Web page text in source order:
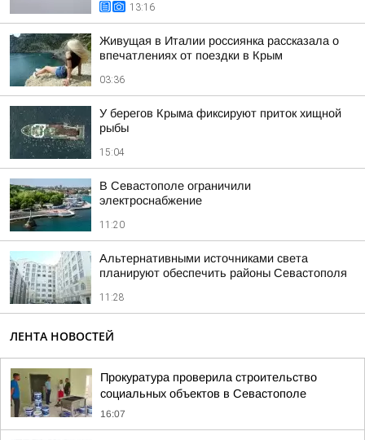
13:16
Живущая в Италии россиянка рассказала о
впечатлениях от поездки в Крым
03:36
У берегов Крыма фиксируют приток хищной
рыбы
15:04
В Севастополе ограничили
электроснабжение
11:20
Альтернативными источниками света
планируют обеспечить районы Севастополя
11:28
ЛЕНТА НОВОСТЕЙ
Прокуратура проверила строительство
социальных объектов в Севастополе
16:07